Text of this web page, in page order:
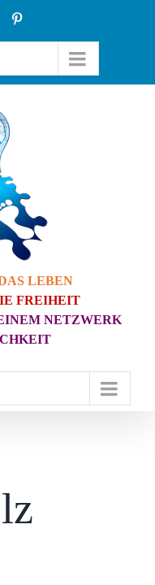
LEBEN
FREIHEIT
NETZWERK